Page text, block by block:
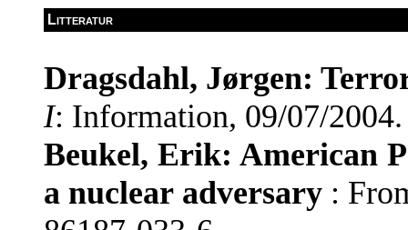
Litteratur
Dragsdahl, Jørgen:
I: Information, 09/07/2004.
Beukel, Erik: American
a nuclear adversary: